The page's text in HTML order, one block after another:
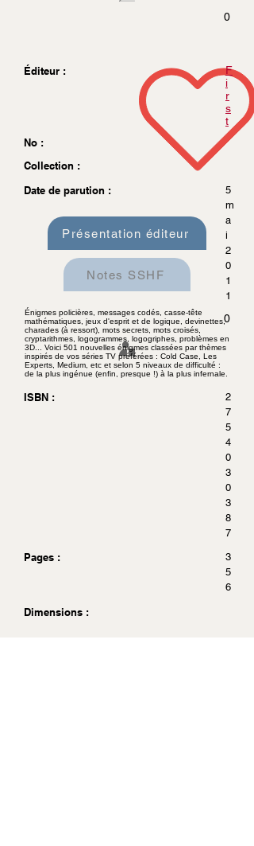
0
Éditeur :
F
i
r
s
t
No :
Collection :
Date de parution :
5
m
a
i
2
0
1
1
0
ISBN :
2
7
5
4
0
3
0
3
8
7
Pages :
3
5
6
Dimensions :
Présentation éditeur
Notes SSHF
Énigmes policières, messages codés, casse-tête
mathématiques, jeux d'esprit et de logique, devinettes,
charades (à ressort), mots secrets, mots croisés,
cryptarithmes, logogrammes, logogriphes, problèmes en
3D... Voici 501 nouvelles énigmes classées par thèmes
inspirés de vos séries TV préférées : Cold Case, Les
Experts, Medium, etc et selon 5 niveaux de difficulté :
de la plus ingénue (enfin, presque !) à la plus infernale.